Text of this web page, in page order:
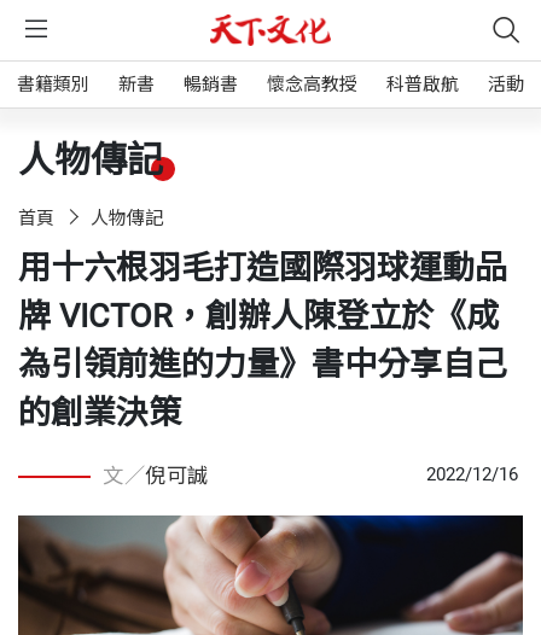
書籍類別 新書 暢銷書 懷念高教授 科普啟航 活動
人物傳記
首頁 人物傳記
用十六根羽毛打造國際羽球運動品
牌 VICTOR，創辦人陳登立於《成
為引領前進的力量》書中分享自己
的創業決策
文／倪可誠 2022/12/16